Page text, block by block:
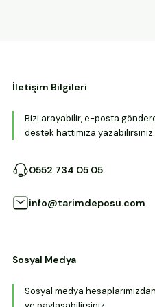
İletişim Bilgileri
Bizi arayabilir, e-posta
destek hattımıza yazabilirsiniz.
0552 734 05 05
info@tarimdeposu.com
Sosyal Medya
Sosyal medya